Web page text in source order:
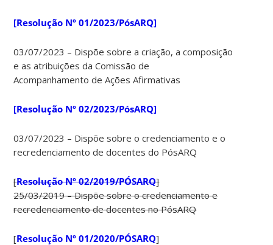
[Resolução Nº 01/2023/PósARQ]
03/07/2023 – Dispõe sobre a criação, a composição
e as atribuições da Comissão de
Acompanhamento de Ações Afirmativas
[Resolução Nº 02/2023/PósARQ]
03/07/2023 – Dispõe sobre o credenciamento e o
recredenciamento de docentes do PósARQ
[Resolução Nº 02/2019/PÓSARQ]
25/03/2019 – Dispõe sobre o credenciamento e
recredenciamento de docentes no PósARQ
[Resolução Nº 01/2020/PÓSARQ]